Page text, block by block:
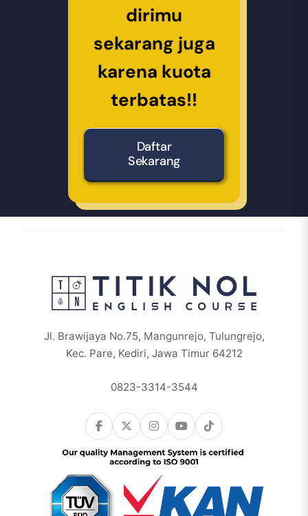
dirimu
sekarang juga
karena kuota
terbatas!!
Daftar
Sekarang
Jl. Brawijaya No.75, Mangunrejo, Tulungrejo,
Kec. Pare, Kediri, Jawa Timur 64212
0823-3314-3544